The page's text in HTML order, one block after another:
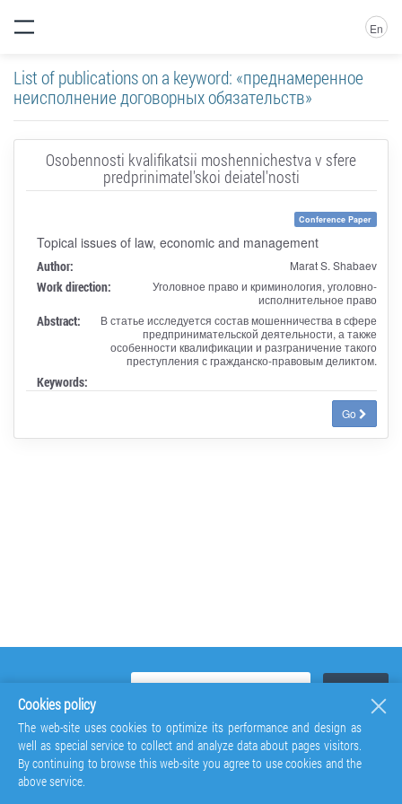
En
List of publications on a keyword: «преднамеренное
неисполнение договорных обязательств»
Osobennosti kvalifikatsii moshennichestva v sfere
predprinimatel'skoi deiatel'nosti
Conference Paper
Topical issues of law, economic and management
Author: Marat S. Shabaev
Work direction:
Уголовное право и криминология, уголовно-
исполнительное право
Abstract:
В статье исследуется состав мошенничества в сфере
предпринимательской деятельности, а также
особенности квалификации и разграничение такого
преступления с гражданско-правовым деликтом.
Keywords:
Go
Cookies policy
The web-site uses cookies to optimize its performance and design as
well as special service to collect and analyze data about pages visitors.
By continuing to browse this web-site you agree to use cookies and the
above service.